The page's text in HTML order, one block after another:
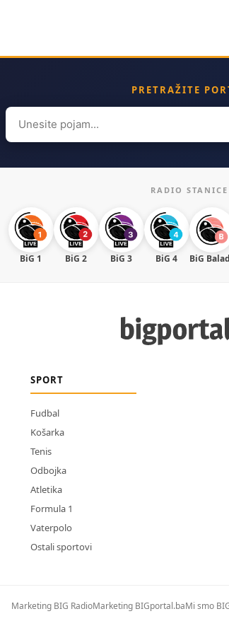
PRETRAŽITE
Search
for:
RADIO STANICE
BiG 1 BiG 2 BiG 3 BiG 4 BiG
SPORT
Fudbal
Košarka
Tenis
Odbojka
Atletika
Formula 1
Vaterpolo
Ostali sportovi
Marketing BIG RadioMarketing BIGportal.baMi smo